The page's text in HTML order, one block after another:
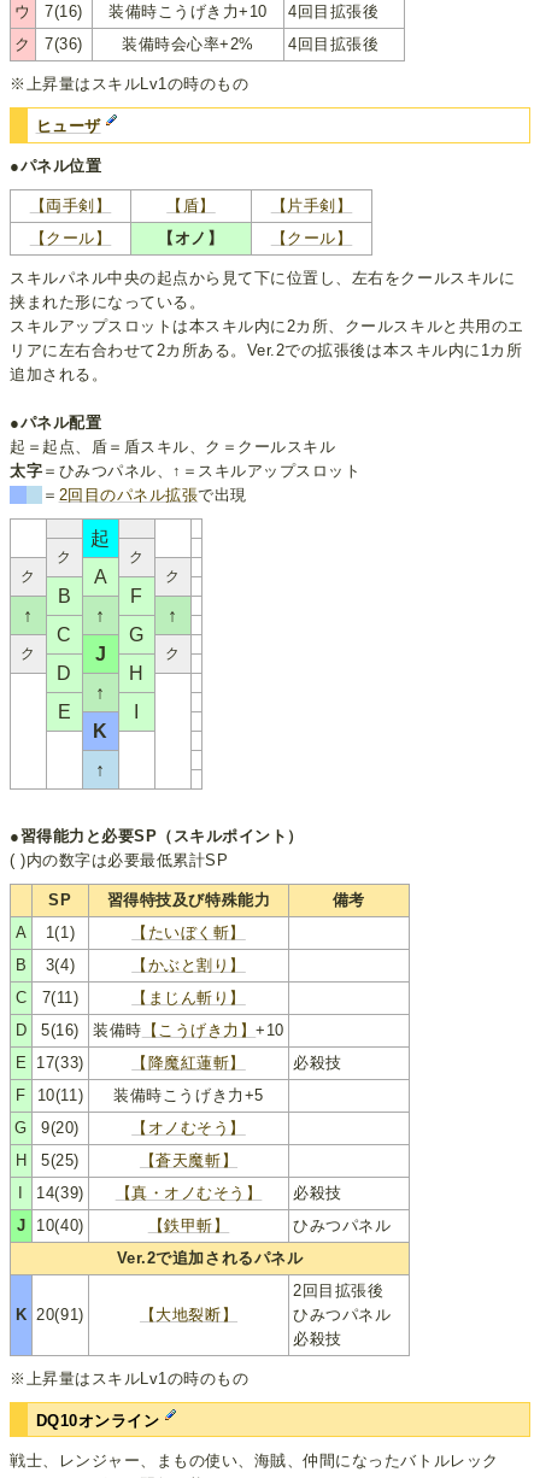
ウ
7(16) 装備時こうげき力+10
4回目拡張後
ク
7(36) 装備時会心率+2% 4回目拡張後
※上昇量はスキルLv1の時のもの
ヒューザ
●パネル位置
【両手剣】 【盾】
【片手剣】
【クール】
【オノ】 【クール】
スキルパネル中央の起点から見て下に位置し、左右をクールスキルに
挟まれた形になっている。
スキルアップスロットは本スキル内に2カ所、クールスキルと共用のエ
リアに左右合わせて2カ所ある。Ver.2での拡張後は本スキル内に1カ所
追加される。
●パネル配置
起＝起点、盾＝盾スキル、ク＝クールスキル
太字 ＝ひみつパネル、↑＝スキルアップスロット
＝ 2回目のパネル拡張で出現
起
ク
ク
ク
A ク
B
F
↑
↑
↑
C
G
ク J ク
D
H
↑
E
K
↑
●習得能力と必要SP（スキルポイント）
( )内の数字は必要最低累計SP
SP 習得特技及び特殊能力
備考
A
1(1)
【たいぼく斬】
B
3(4)
【かぶと割り】
C
7(11)
【まじん斬り】
D
5(16) 装備時 【こうげき力】+10
E
17(33) 【降魔紅蓮斬】
必殺技
F
10(11)
装備時こうげき力+5
G
9(20)
【オノむそう】
H
5(25)
【蒼天魔斬】
14(39) 【真・オノむそう】
必殺技
J
10(40) 【鉄甲斬】
ひみつパネル
Ver.2で追加されるパネル
K 20(91) 【大地裂断】
2回目拡張後
ひみつパネル
必殺技
※上昇量はスキルLv1の時のもの
DQ10オンライン
戦士、レンジャー、まもの使い、海賊、仲間になったバトルレック